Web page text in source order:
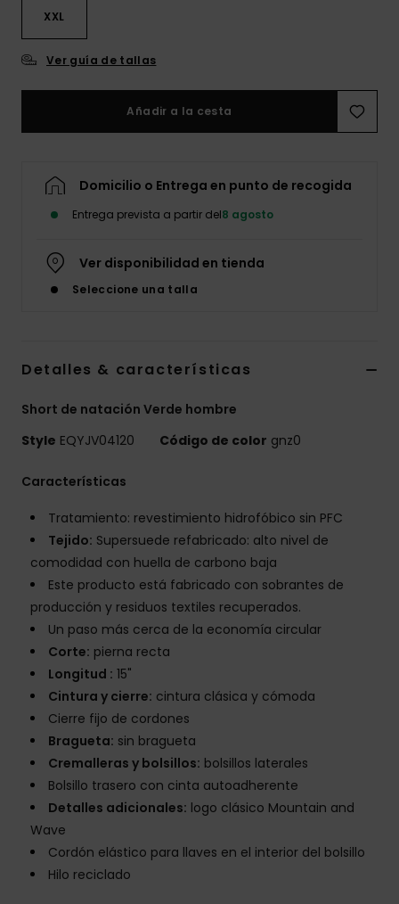
XXL
Ver guía de tallas
Añadir a la cesta
Domicilio o Entrega en punto de recogida
Entrega prevista a partir del8 agosto
Ver disponibilidad en tienda
Seleccione una talla
Detalles & características
Short de natación Verde hombre
Style EQYJV04120 Código de color gnz0
Características
Tratamiento: revestimiento hidrofóbico sin PFC
Tejido: Supersuede refabricado: alto nivel de
comodidad con huella de carbono baja
Este producto está fabricado con sobrantes de
producción y residuos textiles recuperados.
Un paso más cerca de la economía circular
Corte: pierna recta
Longitud : 15"
Cintura y cierre: cintura clásica y cómoda
Cierre fijo de cordones
Bragueta: sin bragueta
Cremalleras y bolsillos: bolsillos laterales
Bolsillo trasero con cinta autoadherente
Detalles adicionales: logo clásico Mountain and
Wave
Cordón elástico para llaves en el interior del bolsillo
Hilo reciclado